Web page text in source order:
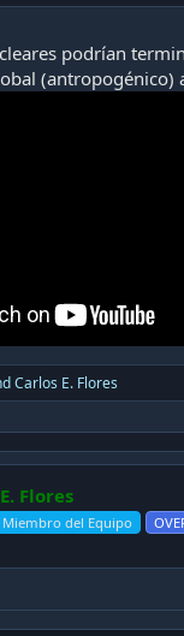
podrían
(antropogénico)
Carlos E. Flores
Flores
Miembro del Equipo